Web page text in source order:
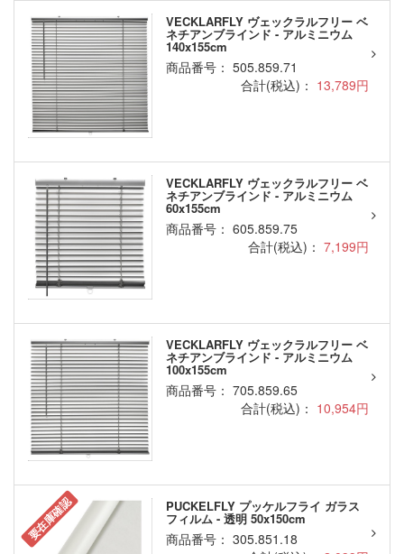
VECKLARFLY ヴェックラルフリー ベ
ネチアンブラインド - アルミニウム
140x155cm
商品番号： 505.859.71
合計(税込)： 13,789円
VECKLARFLY ヴェックラルフリー ベ
ネチアンブラインド - アルミニウム
60x155cm
商品番号： 605.859.75
合計(税込)： 7,199円
VECKLARFLY ヴェックラルフリー ベ
ネチアンブラインド - アルミニウム
100x155cm
商品番号： 705.859.65
合計(税込)： 10,954円
要在庫確認 PUCKELFLY プッケルフライ ガラス
フィルム - 透明 50x150cm
商品番号： 305.851.18